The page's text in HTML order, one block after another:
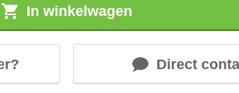
In winkelwagen
Direct